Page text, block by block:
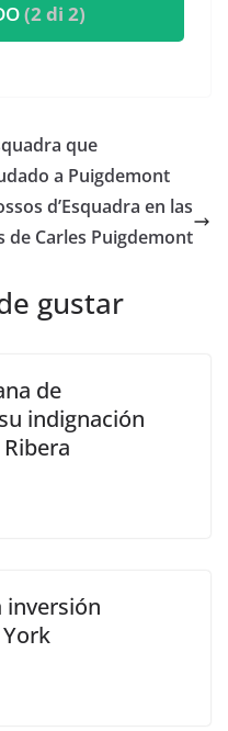
(2 di 2)
que
a Puigdemont
d’Esquadra en las
de Carles Puigdemont
gustar
de
indignación
inversión